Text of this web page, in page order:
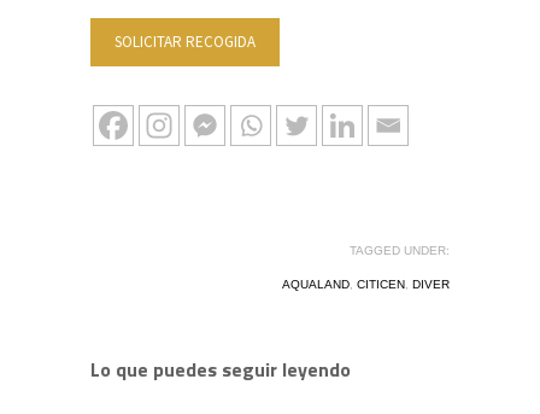
SOLICITAR RECOGIDA
TAGGED UNDER:
AQUALAND, CITICEN, DIVER
Lo que puedes seguir leyendo